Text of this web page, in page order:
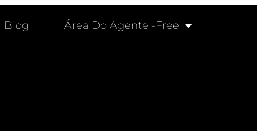
Blog Área Do Agente -free